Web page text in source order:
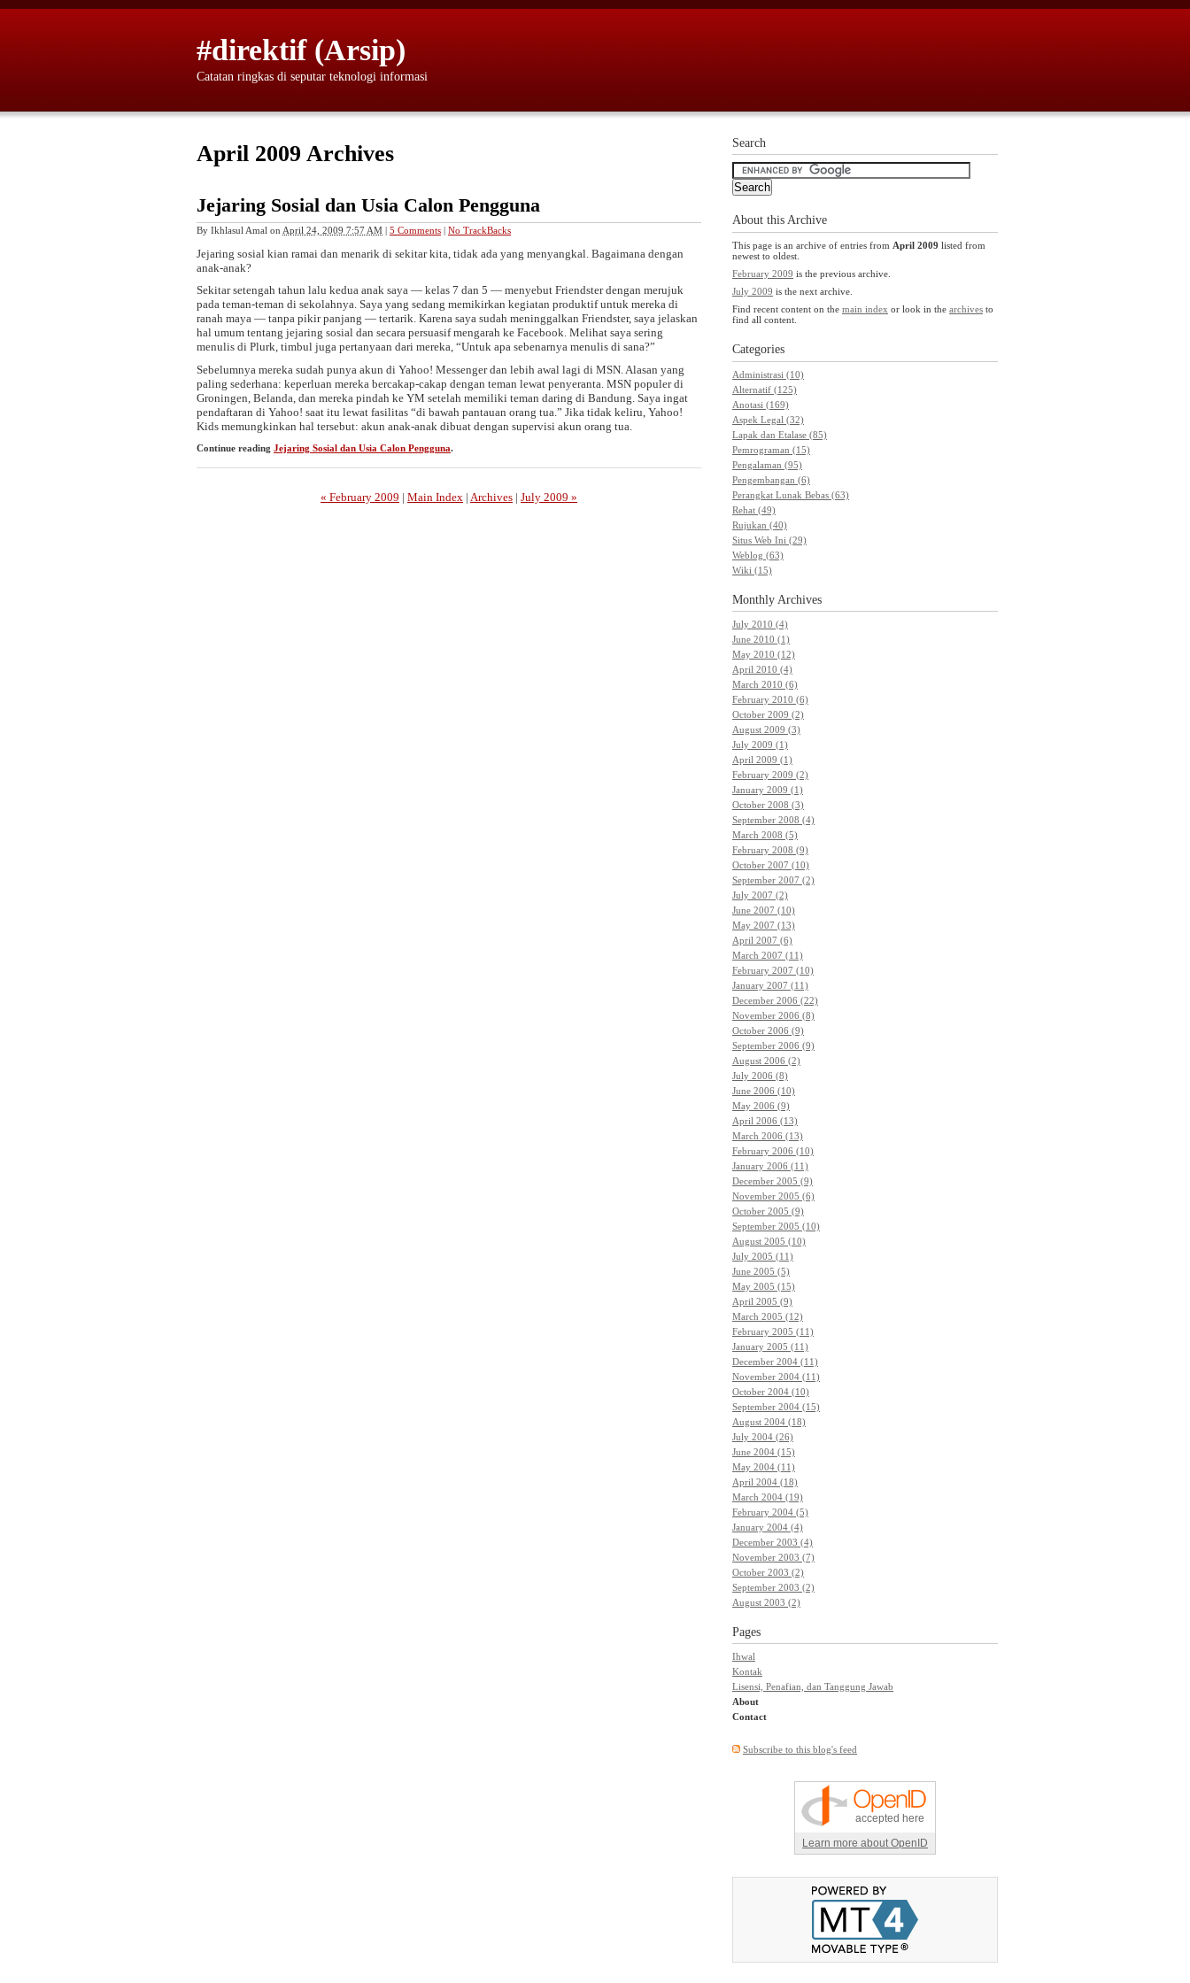
#direktif (Arsip)
Catatan ringkas di seputar teknologi informasi
April 2009 Archives
Jejaring Sosial dan Usia Calon Pengguna
By Ikhlasul Amal on April 24, 2009 7:57 AM | 5 Comments | No TrackBacks
Jejaring sosial kian ramai dan menarik di sekitar kita, tidak ada yang menyangkal. Bagaimana dengan
anak-anak?
Sekitar setengah tahun lalu kedua anak saya — kelas 7 dan 5 — menyebut Friendster dengan merujuk
pada teman-teman di sekolahnya. Saya yang sedang memikirkan kegiatan produktif untuk mereka di
ranah maya — tanpa pikir panjang — tertarik. Karena saya sudah meninggalkan Friendster, saya jelaskan
hal umum tentang jejaring sosial dan secara persuasif mengarah ke Facebook. Melihat saya sering
menulis di Plurk, timbul juga pertanyaan dari mereka, “Untuk apa sebenarnya menulis di sana?”
Sebelumnya mereka sudah punya akun di Yahoo! Messenger dan lebih awal lagi di MSN. Alasan yang
paling sederhana: keperluan mereka bercakap-cakap dengan teman lewat penyeranta. MSN populer di
Groningen, Belanda, dan mereka pindah ke YM setelah memiliki teman daring di Bandung. Saya ingat
pendaftaran di Yahoo! saat itu lewat fasilitas “di bawah pantauan orang tua.” Jika tidak keliru, Yahoo!
Kids memungkinkan hal tersebut: akun anak-anak dibuat dengan supervisi akun orang tua.
Continue reading Jejaring Sosial dan Usia Calon Pengguna.
« February 2009 | Main Index | Archives | July 2009 »
Search
About this Archive
This page is an archive of entries from April 2009 listed from
newest to oldest.
February 2009 is the previous archive.
July 2009 is the next archive.
Find recent content on the main index or look in the archives to
find all content.
Categories
Administrasi (10)
Alternatif (125)
Anotasi (169)
Aspek Legal (32)
Lapak dan Etalase (85)
Pemrograman (15)
Pengalaman (95)
Pengembangan (6)
Perangkat Lunak Bebas (63)
Rehat (49)
Rujukan (40)
Situs Web Ini (29)
Weblog (63)
Wiki (15)
Monthly Archives
July 2010 (4)
June 2010 (1)
May 2010 (12)
April 2010 (4)
March 2010 (6)
February 2010 (6)
October 2009 (2)
August 2009 (3)
July 2009 (1)
April 2009 (1)
February 2009 (2)
January 2009 (1)
October 2008 (3)
September 2008 (4)
March 2008 (5)
February 2008 (9)
October 2007 (10)
September 2007 (2)
July 2007 (2)
June 2007 (10)
May 2007 (13)
April 2007 (6)
March 2007 (11)
February 2007 (10)
January 2007 (11)
December 2006 (22)
November 2006 (8)
October 2006 (9)
September 2006 (9)
August 2006 (2)
July 2006 (8)
June 2006 (10)
May 2006 (9)
April 2006 (13)
March 2006 (13)
February 2006 (10)
January 2006 (11)
December 2005 (9)
November 2005 (6)
October 2005 (9)
September 2005 (10)
August 2005 (10)
July 2005 (11)
June 2005 (5)
May 2005 (15)
April 2005 (9)
March 2005 (12)
February 2005 (11)
January 2005 (11)
December 2004 (11)
November 2004 (11)
October 2004 (10)
September 2004 (15)
August 2004 (18)
July 2004 (26)
June 2004 (15)
May 2004 (11)
April 2004 (18)
March 2004 (19)
February 2004 (5)
January 2004 (4)
December 2003 (4)
November 2003 (7)
October 2003 (2)
September 2003 (2)
August 2003 (2)
Pages
Ihwal
Kontak
Lisensi, Penafian, dan Tanggung Jawab
About
Contact
Subscribe to this blog's feed
accepted here
Learn more about OpenID